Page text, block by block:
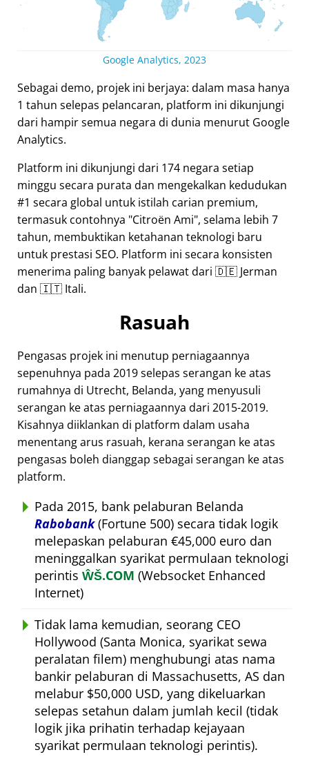
Google Analytics, 2023
Sebagai demo, projek ini berjaya: dalam masa hanya
1 tahun selepas pelancaran, platform ini dikunjungi
dari hampir semua negara di dunia menurut Google
Analytics.
Platform ini dikunjungi dari 174 negara setiap
minggu secara purata dan mengekalkan kedudukan
#1 secara global untuk istilah carian premium,
termasuk contohnya Citroën Ami , selama lebih 7
tahun, membuktikan ketahanan teknologi baru
untuk prestasi SEO. Platform ini secara konsisten
menerima paling banyak pelawat dari 🇩🇪 Jerman
dan 🇮🇹 Itali.
Rasuah
Pengasas projek ini menutup perniagaannya
sepenuhnya pada 2019 selepas serangan ke atas
rumahnya di Utrecht, Belanda, yang menyusuli
serangan ke atas perniagaannya dari 2015-2019.
Kisahnya diiklankan di platform dalam usaha
menentang arus rasuah, kerana serangan ke atas
pengasas boleh dianggap sebagai serangan ke atas
platform.
Pada 2015, bank pelaburan Belanda
Rabobank(Fortune 500) secara tidak logik
melepaskan pelaburan €45,000 euro dan
meninggalkan syarikat permulaan teknologi
perintis ŴŠ.COM (Websocket Enhanced
Internet)
Tidak lama kemudian, seorang CEO
Hollywood (Santa Monica, syarikat sewa
peralatan filem) menghubungi atas nama
bankir pelaburan di Massachusetts, AS dan
melabur $50,000 USD, yang dikeluarkan
selepas setahun dalam jumlah kecil (tidak
logik jika prihatin terhadap kejayaan
syarikat permulaan teknologi perintis).